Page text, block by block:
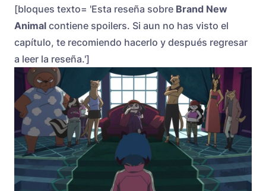
[bloques texto= 'Esta reseña sobre Brand New
Animal contiene spoilers. Si aun no has visto el
capítulo, te recomiendo hacerlo y después regresar
a leer la reseña.']